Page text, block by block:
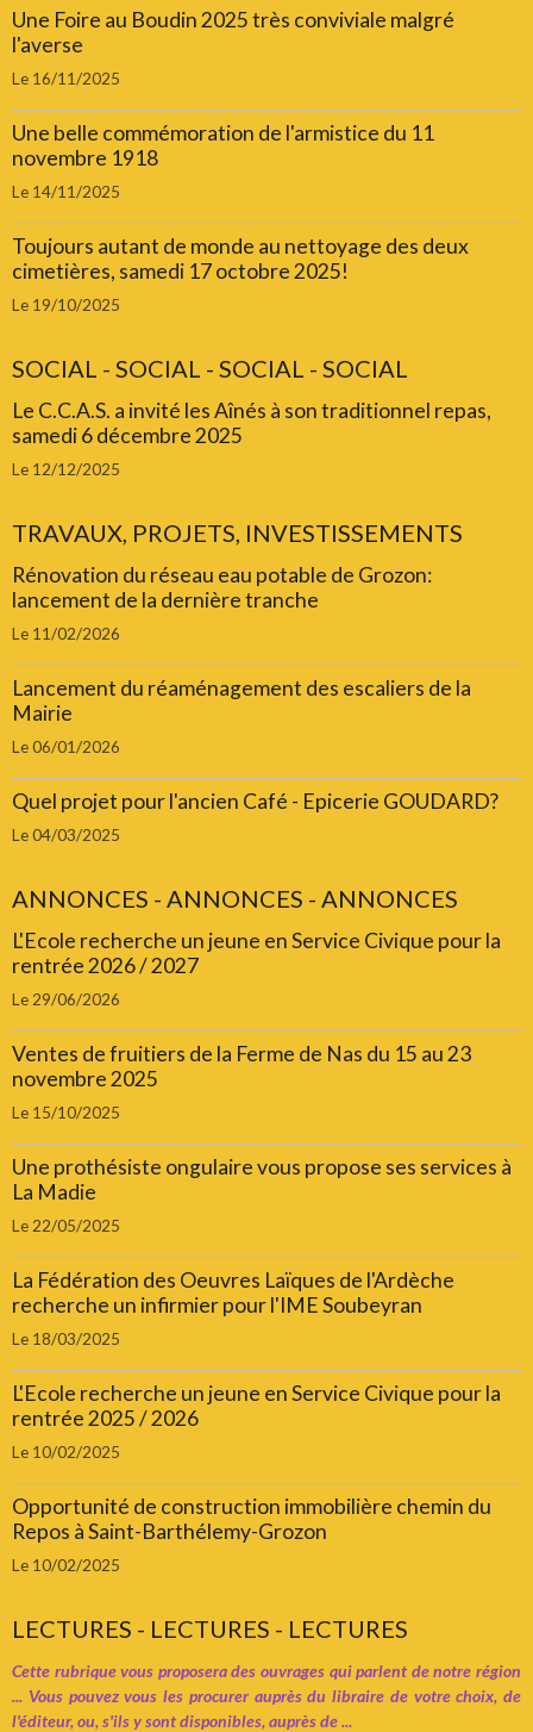
Une Foire au Boudin 2025 très conviviale malgré
l'averse
Le 16/11/2025
Une belle commémoration de l'armistice du 11
novembre 1918
Le 14/11/2025
Toujours autant de monde au nettoyage des deux
cimetières, samedi 17 octobre 2025!
Le 19/10/2025
SOCIAL - SOCIAL - SOCIAL - SOCIAL
Le C.C.A.S. a invité les Aînés à son traditionnel repas,
samedi 6 décembre 2025
Le 12/12/2025
TRAVAUX, PROJETS, INVESTISSEMENTS
Rénovation du réseau eau potable de Grozon:
lancement de la dernière tranche
Le 11/02/2026
Lancement du réaménagement des escaliers de la
Mairie
Le 06/01/2026
Quel projet pour l'ancien Café - Epicerie GOUDARD?
Le 04/03/2025
ANNONCES - ANNONCES - ANNONCES
L'Ecole recherche un jeune en Service Civique pour la
rentrée 2026 / 2027
Le 29/06/2026
Ventes de fruitiers de la Ferme de Nas du 15 au 23
novembre 2025
Le 15/10/2025
Une prothésiste ongulaire vous propose ses services à
La Madie
Le 22/05/2025
La Fédération des Oeuvres Laïques de l'Ardèche
recherche un infirmier pour l'IME Soubeyran
Le 18/03/2025
L'Ecole recherche un jeune en Service Civique pour la
rentrée 2025 / 2026
Le 10/02/2025
Opportunité de construction immobilière chemin du
Repos à Saint-Barthélemy-Grozon
Le 10/02/2025
LECTURES - LECTURES - LECTURES
Cette rubrique vous proposera des ouvrages qui parlent de notre région
... Vous pouvez vous les procurer auprès du libraire de votre choix, de
l'éditeur, ou, s'ils y sont disponibles, auprès de ...